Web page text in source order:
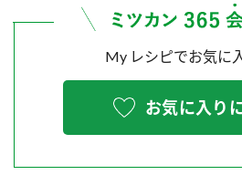
My レシピでお気に
お気に入り